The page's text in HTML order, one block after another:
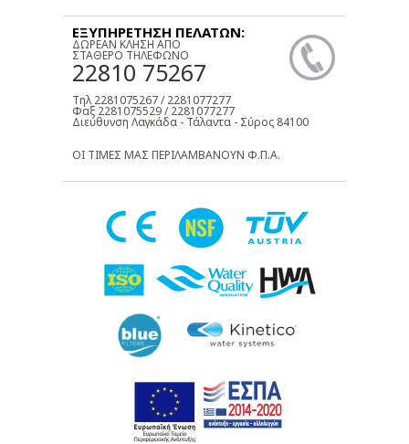
ΕΞΥΠΗΡΕΤΗΣΗ ΠΕΛΑΤΩΝ:
ΔΩΡΕΑΝ ΚΛΗΣΗ ΑΠΟ
ΣΤΑΘΕΡΟ ΤΗΛΕΦΩΝΟ
22810 75267
Τηλ 2281075267 / 2281077277
Φαξ 2281075529 / 2281077277
Διεύθυνση Λαγκάδα - Τάλαντα - Σύρος 84100
ΟΙ ΤΙΜΕΣ ΜΑΣ ΠΕΡΙΛΑΜΒΑΝΟΥΝ Φ.Π.Α.